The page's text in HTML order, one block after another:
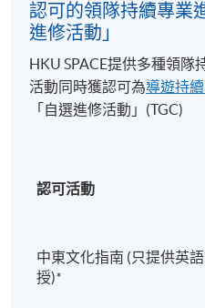
認可的領隊持續專業
進修活動」
HKU SPACE提供多種領
活動同時獲認可為導遊持
「自選進修活動」(TGC)
認可活動
中東文化指南 (只提供英
授)*